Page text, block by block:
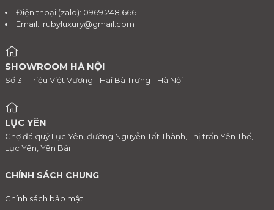
Điện thoại (zalo): 0969.248.666
Email: irubyluxury@gmail.com
SHOWROOM HÀ NỘI
Số 3 - Triệu Việt Vương - Hai Bà Trưng - Hà Nội
LỤC YÊN
Chợ đá quý Lục Yên, đường Nguyễn Tất Thành, Thị trấn Yên Thế,
Lục Yên, Yên Bái
CHÍNH SÁCH CHUNG
Chính sách bảo mật